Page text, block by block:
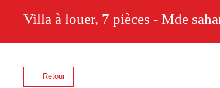
Villa à louer, 7 pièces - Mde
Retour